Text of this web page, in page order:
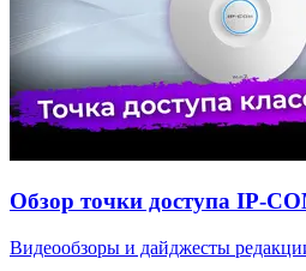
Обзор точки доступа IP-
Видеообзоры и дайджесты